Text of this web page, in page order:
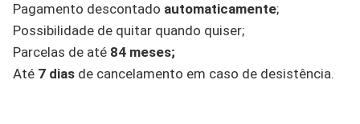
Pagamento descontado automaticamente;
Possibilidade de quitar quando quiser;
Parcelas de até 84 meses;
Até 7 dias de cancelamento em caso de desistência.